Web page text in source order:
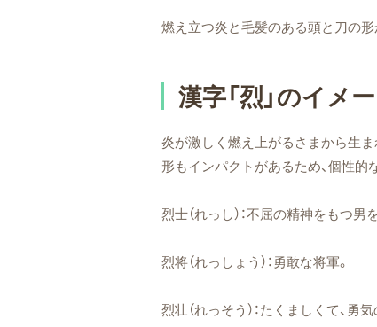
燃え立つ炎と毛髪のある頭と刀の形
漢字「烈」のイメ
炎が激しく燃え上がるさまから生
形もインパクトがあるため、個性的
烈士（れっし）：不屈の精神をもつ男
烈将（れっしょう）：勇敢な将軍。
烈壮（れっそう）：たくましくて、勇